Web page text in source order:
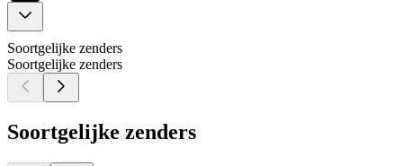
Soortgelijke zenders
Soortgelijke zenders
Soortgelijke zenders